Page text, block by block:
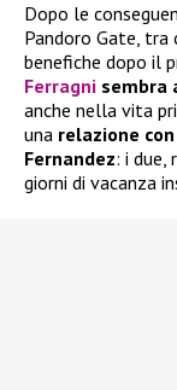
Dopo le
Pandoro Gate,
benefiche dopo il
Ferragni sembra
anche nella vita
una relazione
Fernandez: i due,
giorni di vacanza